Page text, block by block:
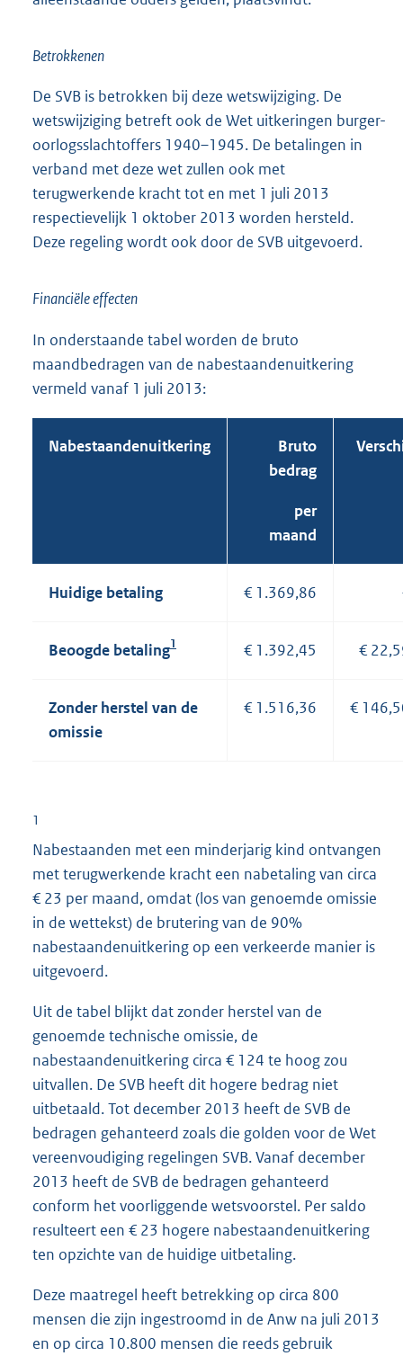
Betrokkenen
De SVB is betrokken bij deze wetswijziging. De
wetswijziging betreft ook de Wet uitkeringen burger-
oorlogsslachtoffers 1940–1945. De betalingen in
verband met deze wet zullen ook met
terugwerkende kracht tot en met 1 juli 2013
respectievelijk 1 oktober 2013 worden hersteld.
Deze regeling wordt ook door de SVB uitgevoerd.
Financiële effecten
In onderstaande tabel worden de bruto
maandbedragen van de nabestaandenuitkering
vermeld vanaf 1 juli 2013:
Nabestaandenuitkering
Bruto
bedrag
per
maand
Huidige betaling € 1.369,86
Beoogde betaling1 € 1.392,45 €
Zonder herstel van de
omissie
€ 1.516,36 €
1
Nabestaanden met een minderjarig kind ontvangen
met terugwerkende kracht een nabetaling van circa
€ 23 per maand, omdat (los van genoemde omissie
in de wettekst) de brutering van de 90%
nabestaandenuitkering op een verkeerde manier is
uitgevoerd.
Uit de tabel blijkt dat zonder herstel van de
genoemde technische omissie, de
nabestaandenuitkering circa € 124 te hoog zou
uitvallen. De SVB heeft dit hogere bedrag niet
uitbetaald. Tot december 2013 heeft de SVB de
bedragen gehanteerd zoals die golden voor de Wet
vereenvoudiging regelingen SVB. Vanaf december
2013 heeft de SVB de bedragen gehanteerd
conform het voorliggende wetsvoorstel. Per saldo
resulteert een € 23 hogere nabestaandenuitkering
ten opzichte van de huidige uitbetaling.
Deze maatregel heeft betrekking op circa 800
mensen die zijn ingestroomd in de Anw na juli 2013
en op circa 10.800 mensen die reeds gebruik